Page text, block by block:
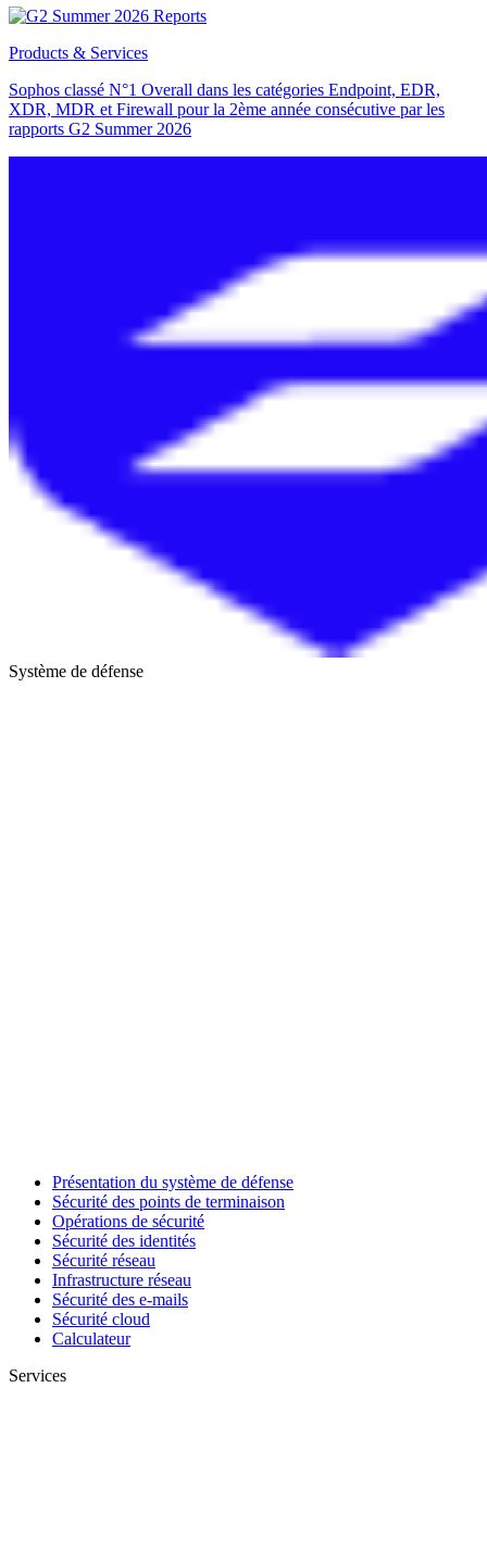
Products & Services
Sophos classé N°1 Overall dans les catégories Endpoint, EDR,
XDR, MDR et Firewall pour la 2ème année consécutive par les
rapports G2 Summer 2026
Système de défense
Présentation du système de défense
Sécurité des points de terminaison
Opérations de sécurité
Sécurité des identités
Sécurité réseau
Infrastructure réseau
Sécurité des e-mails
Sécurité cloud
Calculateur
Services